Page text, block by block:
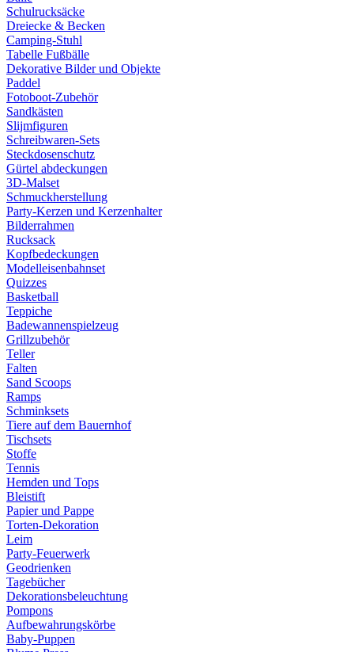
Schulrucksäcke
Dreiecke & Becken
Camping-Stuhl
Tabelle Fußbälle
Dekorative Bilder und Objekte
Paddel
Fotoboot-Zubehör
Sandkästen
Slijmfiguren
Schreibwaren-Sets
Steckdosenschutz
Gürtel abdeckungen
3D-Malset
Schmuckherstellung
Party-Kerzen und Kerzenhalter
Bilderrahmen
Rucksack
Kopfbedeckungen
Modelleisenbahnset
Quizzes
Basketball
Teppiche
Badewannenspielzeug
Grillzubehör
Teller
Falten
Sand Scoops
Ramps
Schminksets
Tiere auf dem Bauernhof
Tischsets
Stoffe
Tennis
Hemden und Tops
Bleistift
Papier und Pappe
Torten-Dekoration
Leim
Party-Feuerwerk
Geodrienken
Tagebücher
Dekorationsbeleuchtung
Pompons
Aufbewahrungskörbe
Baby-Puppen